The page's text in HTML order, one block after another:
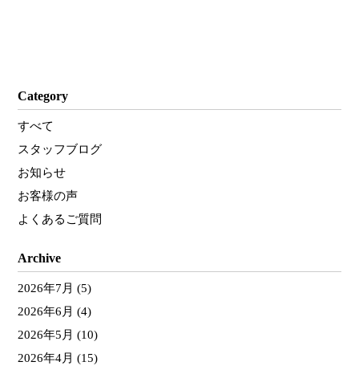
Category
すべて
スタッフブログ
お知らせ
お客様の声
よくあるご質問
Archive
2026年7月 (5)
2026年6月 (4)
2026年5月 (10)
2026年4月 (15)